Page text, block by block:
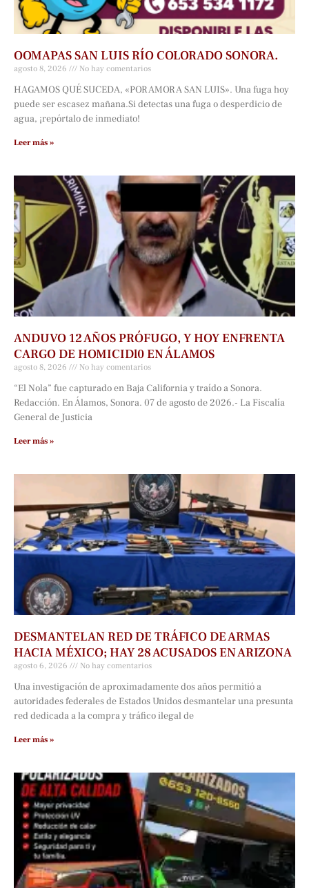
OOMAPAS SAN LUIS RÍO COLORADO SONORA.
agosto 8, 2026 No hay comentarios
HAGAMOS QUÉ SUCEDA, «POR AMOR A SAN LUIS». Una fuga hoy
puede ser escasez mañana.Si detectas una fuga o desperdicio de
agua, ¡repórtalo de inmediato!
Leer más »
ANDUVO 12 AÑOS PRÓFUGO, Y HOY ENFRENTA
CARGO DE HOMICIDl0 EN ÁLAMOS
agosto 8, 2026 No hay comentarios
“El Nola” fue capturado en Baja California y traído a Sonora.
Redacción. En Álamos, Sonora. 07 de agosto de 2026.- La Fiscalía
General de Justicia
Leer más »
DESMANTELAN RED DE TRÁFICO DE ARMAS
HACIA MÉXICO; HAY 28 ACUSADOS EN ARIZONA
agosto 6, 2026 No hay comentarios
Una investigación de aproximadamente dos años permitió a
autoridades federales de Estados Unidos desmantelar una presunta
red dedicada a la compra y tráfico ilegal de
Leer más »